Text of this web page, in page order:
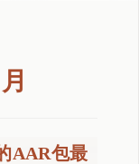
AAR包最